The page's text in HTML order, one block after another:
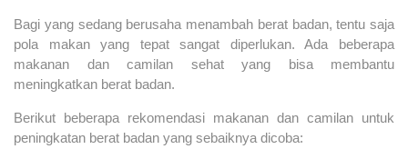
Bagi yang sedang berusaha menambah berat badan, tentu saja
pola makan yang tepat sangat diperlukan. Ada beberapa
makanan dan camilan sehat yang bisa membantu
meningkatkan berat badan.
Berikut beberapa rekomendasi makanan dan camilan untuk
peningkatan berat badan yang sebaiknya dicoba: